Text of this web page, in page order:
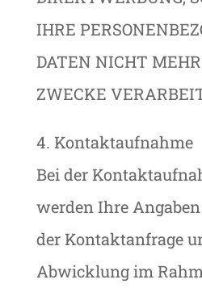
IHRE
DATEN NICHT
ZWECKE
4. Kontaktaufnahme
Bei der
werden Ihre
der Kontaktanfrage
Abwicklung im